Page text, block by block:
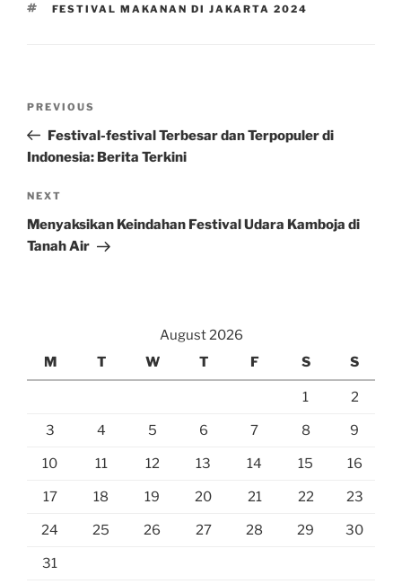
TAGS
FESTIVAL MAKANAN DI JAKARTA 2024
Previous
Post
PREVIOUS
Festival-festival Terbesar dan Terpopuler di
Indonesia: Berita Terkini
Next
Post
NEXT
Menyaksikan Keindahan Festival Udara Kamboja di
Tanah Air
August 2026
M
T W T F S S
1 2
3 4 5 6 7 8 9
10 11 12 13 14 15 16
17 18 19 20 21 22 23
24 25 26 27 28 29 30
31